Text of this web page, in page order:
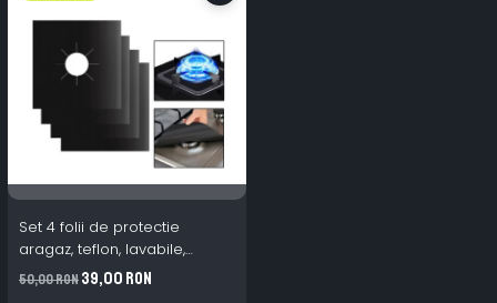
Set 4 folii de protectie
aragaz, teflon, lavabile,
reutilizabile, Negru/Gri
50,00 RON39,00 RON